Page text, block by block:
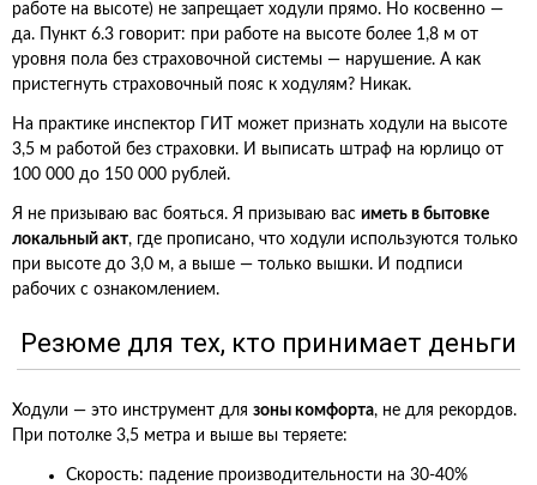
работе на высоте) не запрещает ходули прямо. Но косвенно —
да. Пункт 6.3 говорит: при работе на высоте более 1,8 м от
уровня пола без страховочной системы — нарушение. А как
пристегнуть страховочный пояс к ходулям? Никак.
На практике инспектор ГИТ может признать ходули на высоте
3,5 м работой без страховки. И выписать штраф на юрлицо от
100 000 до 150 000 рублей.
Я не призываю вас бояться. Я призываю вас иметь в бытовке
локальный акт, где прописано, что ходули используются только
при высоте до 3,0 м, а выше — только вышки. И подписи
рабочих с ознакомлением.
Резюме для тех, кто принимает деньги
Ходули — это инструмент для зоны комфорта, не для рекордов.
При потолке 3,5 метра и выше вы теряете:
Скорость: падение производительности на 30-40%